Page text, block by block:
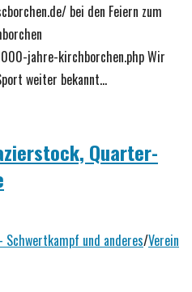
bei den Feiern zum
jahre-kirchborchen.php Wir
weiter bekannt…
Quarter-
und anderes/Verein